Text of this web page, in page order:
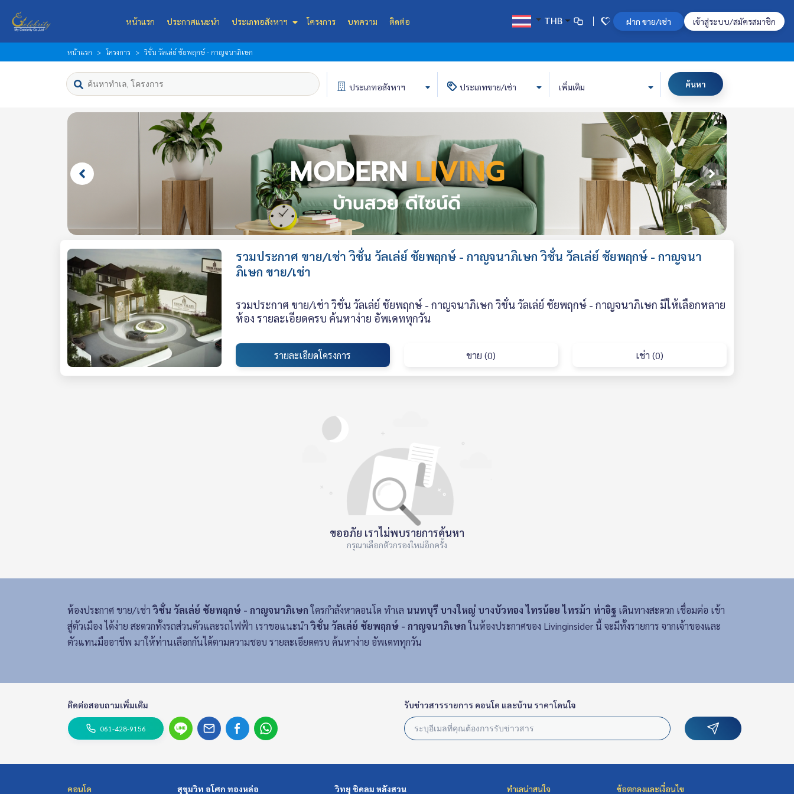
หน้าแรก ประกาศแนะนำ ประเภทอสังหาฯ โครงการ บทความ ติดต่อ THB ฝาก ขาย/เช่า เข้าสู่ระบบ/สมัครสมาชิก
หน้าแรก โครงการ วิชั่น วัลเล่ย์ ชัยพฤกษ์ - กาญจนาภิเษก
ประเภทอสังหาฯ ประเภทขาย/เช่า เพิ่มเติม ค้นหา
รวมประกาศ ขาย/เช่า วิชั่น วัลเล่ย์ ชัยพฤกษ์ - กาญจนาภิเษก วิชั่น วัลเล่ย์ ชัยพฤกษ์ - กาญจนา
ภิเษก ขาย/เช่า
รวมประกาศ ขาย/เช่า วิชั่น วัลเล่ย์ ชัยพฤกษ์ - กาญจนาภิเษก วิชั่น วัลเล่ย์ ชัยพฤกษ์ - กาญจนาภิเษก มีให้เลือกหลาย
ห้อง รายละเอียดครบ ค้นหาง่าย อัพเดททุกวัน
รายละเอียดโครงการ ขาย (0) เช่า (0)
ขออภัย เราไม่พบรายการค้นหา
กรุณาเลือกตัวกรองใหม่อีกครั้ง
ห้องประกาศ ขาย/เช่าวิชั่น วัลเล่ย์ ชัยพฤกษ์ - กาญจนาภิเษกใครกำลังหาคอนโด ทำเล นนทบุรี บางใหญ่ บางบัวทอง ไทรน้อย ไทรม้า ท่าอิฐ เดินทางสะดวก เชื่อมต่อ เข้า
สู่ตัวเมือง ได้ง่าย สะดวกทั้งรถส่วนตัวและรถไฟฟ้า เราขอแนะนำวิชั่น วัลเล่ย์ ชัยพฤกษ์ - กาญจนาภิเษกในห้องประกาศของ Livinginsider นี้ จะมีทั้งรายการ จากเจ้าของและ
ตัวแทนมืออาชีพ มาให้ท่านเลือกกันได้ตามความชอบ รายละเอียดครบ ค้นหาง่าย อัพเดททุกวัน
ติดต่อสอบถามเพิ่มเติม
061-428-9156
รับข่าวสารรายการ คอนโด และบ้าน ราคาโดนใจ
คอนโด สุขุมวิท อโศก ทองหล่อ วิทยุ ชิดลม หลังสวน ทำเลน่าสนใจ ข้อตกลงและเงื่อนไข